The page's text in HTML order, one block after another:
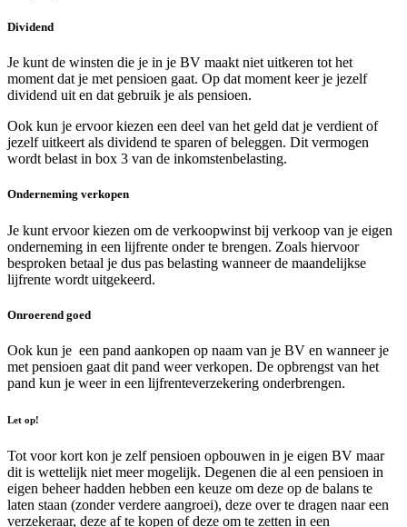
Dividend
Je kunt de winsten die je in je BV maakt niet uitkeren tot het
moment dat je met pensioen gaat. Op dat moment keer je jezelf
dividend uit en dat gebruik je als pensioen.
Ook kun je ervoor kiezen een deel van het geld dat je verdient of
jezelf uitkeert als dividend te sparen of beleggen. Dit vermogen
wordt belast in box 3 van de inkomstenbelasting.
Onderneming verkopen
Je kunt ervoor kiezen om de verkoopwinst bij verkoop van je eigen
onderneming in een lijfrente onder te brengen. Zoals hiervoor
besproken betaal je dus pas belasting wanneer de maandelijkse
lijfrente wordt uitgekeerd.
Onroerend goed
Ook kun je een pand aankopen op naam van je BV en wanneer je
met pensioen gaat dit pand weer verkopen. De opbrengst van het
pand kun je weer in een lijfrenteverzekering onderbrengen.
Let op!
Tot voor kort kon je zelf pensioen opbouwen in je eigen BV maar
dit is wettelijk niet meer mogelijk. Degenen die al een pensioen in
eigen beheer hadden hebben een keuze om deze op de balans te
laten staan (zonder verdere aangroei), deze over te dragen naar een
verzekeraar, deze af te kopen of deze om te zetten in een